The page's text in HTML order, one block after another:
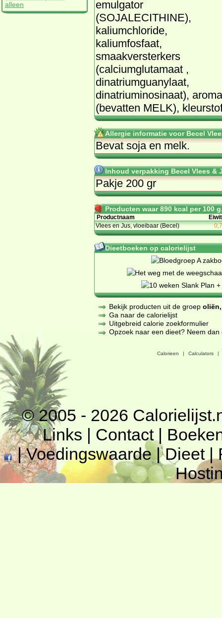
alleen
emulgator
(SOJALECITHINE),
kaliumchloride,
kaliumfosfaat,
smaakversterkers
(calciumglutamaat ,
dinatriumguanylaat,
dinatriuminosinaat),
(bevatten MELK),
Allergie informatie voor Becel
Bevat soja en melk.
Inhoud verpakking Becel Vlees &
Pakje 200 gr
Producten waar 890 kcal per 100
Productnaam
Eiwit
Vlees en Jus, vloeibaar (Becel)
0,7
Dieetboeken op calorielijst
Bekijk producten uit de groep
Ga naar de calorielijst
Uitgebreid calorie zoekformulier
Opzoek naar een dieet? Neem
Calorieen | Calculators |
© 2005 - 2026
Links | Contact|
|Voedingswaarde|Dieet|